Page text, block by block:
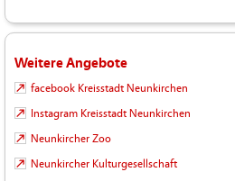
Weitere Angebote
facebook Kreisstadt Neunkirchen
Instagram Kreisstadt Neunkirchen
Neunkircher Zoo
Neunkircher Kulturgesellschaft